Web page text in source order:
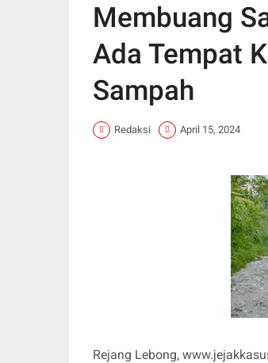
Membuang
Ada Tempat
Sampah
Redaksi April 15, 2024
Rejang Lebong,